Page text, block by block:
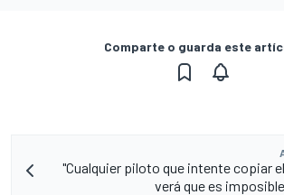
Comparte o guarda este
"Cualquier piloto que intente copiar
verá que es